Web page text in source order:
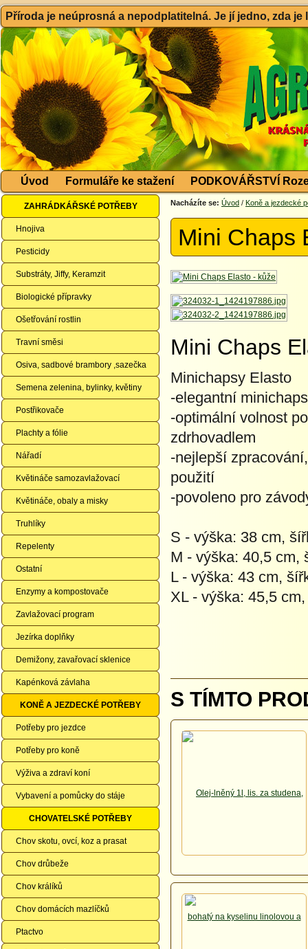
Příroda je neúprosná a nepodplatitelná. Je jí jedno, zda
Úvod Formuláře ke stažení PODKOVÁŘSTVÍ
ZAHRÁDKÁŘSKÉ POTŘEBY
Hnojiva
Pesticidy
Substráty, Jiffy, Keramzit
Biologické přípravky
Ošetřování rostlin
Travní směsi
Osiva, sadbové brambory ,sazečka
Semena zelenina, bylinky, květiny
Postřikovače
Plachty a fólie
Nářadí
Květináče samozavlažovací
Květináče, obaly a misky
Truhlíky
Repelenty
Ostatní
Enzymy a kompostovače
Zavlažovací program
Jezírka doplňky
Demižony, zavařovací sklenice
Kapénková závlaha
KONĚ A JEZDECKÉ POTŘEBY
Potřeby pro jezdce
Potřeby pro koně
Výživa a zdraví koní
Vybavení a pomůcky do stáje
CHOVATELSKÉ POTŘEBY
Chov skotu, ovcí, koz a prasat
Chov drůbeže
Chov králíků
Chov domácích mazlíčků
Ptactvo
Nacházíte se: Úvod / Koně a jezdecké
Mini Chaps
Mini Chaps
Minichapsy Elasto
-elegantní
-optimální volnost
zdrhovadlem
-nejlepší
použití
-povoleno pro
S - výška: 38 cm,
M - výška: 40,5 cm,
L - výška: 43 cm,
XL - výška: 45,5
S TÍMTO